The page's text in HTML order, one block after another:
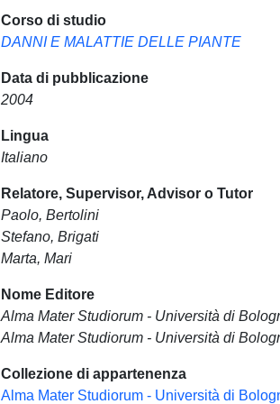
Corso di studio
DANNI E MALATTIE DELLE PIANTE
Data di pubblicazione
2004
Lingua
Italiano
Relatore, Supervisor, Advisor o Tutor
Paolo, Bertolini
Stefano, Brigati
Marta, Mari
Nome Editore
Alma Mater Studiorum - Università di
Alma Mater Studiorum - Università di
Collezione di appartenenza
Alma Mater Studiorum - Università di